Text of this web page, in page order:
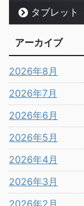
タブレット
アーカイブ
2026年8月
2026年7月
2026年6月
2026年5月
2026年4月
2026年3月
2026年2月